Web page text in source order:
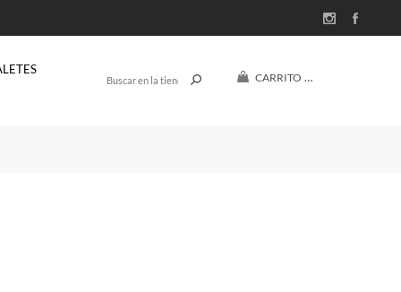
CARRITO (0)